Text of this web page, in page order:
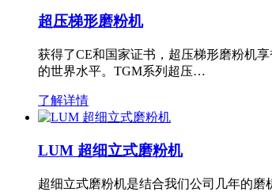
超压梯形磨粉机
获得了CE和国家证书，超压梯形磨粉机
的世界水平。TGM系列超压…
了解详情
LUM 超细立式磨粉机
超细立式磨粉机是结合我们公司几年的